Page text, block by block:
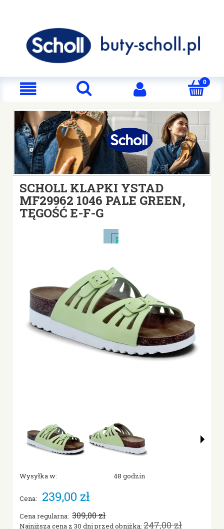
SCHOLL KLAPKI YSTAD
MF29962 1046 PALE GREEN,
TĘGOŚĆ E-F-G
Wysyłka w: 48 godzin
Cena: 239,00 zł
Cena regularna: 309,00 zł
Najniższa cena z 30 dni przed obniżką: 247,00 zł